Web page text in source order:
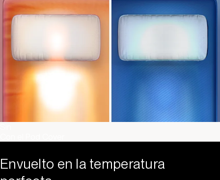
Envuelto en la temperatura